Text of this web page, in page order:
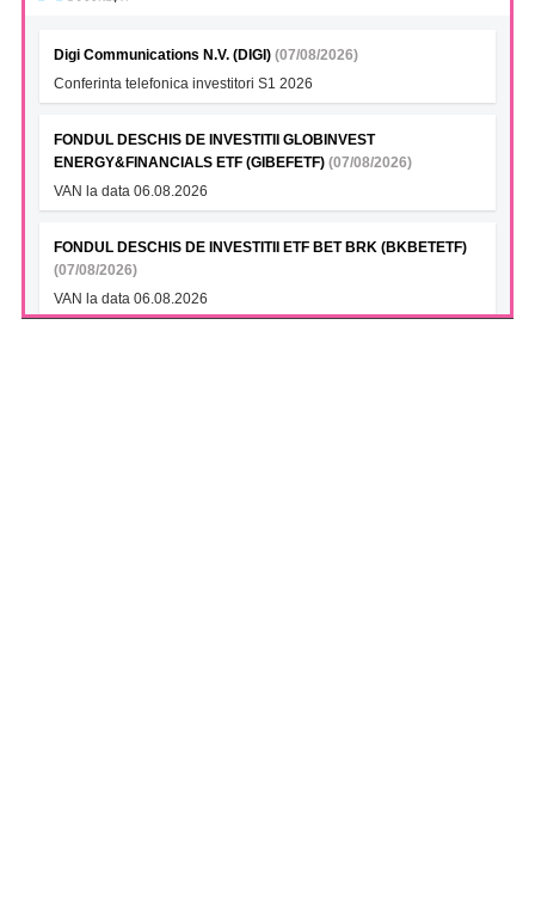
Digi Communications N.V. (DIGI) (07/08/2026)
Conferinta telefonica investitori S1 2026
FONDUL DESCHIS DE INVESTITII GLOBINVEST
ENERGY&FINANCIALS ETF (GIBEFETF) (07/08/2026)
VAN la data 06.08.2026
FONDUL DESCHIS DE INVESTITII ETF BET BRK (BKBETETF)
(07/08/2026)
VAN la data 06.08.2026